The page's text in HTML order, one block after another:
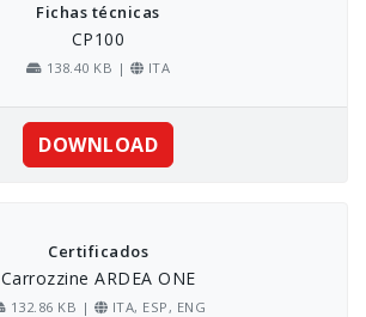
Fichas técnicas
CP100
138.40 KB | ITA
DOWNLOAD
Certificados
Carrozzine ARDEA ONE
132.86 KB | ITA, ESP, ENG